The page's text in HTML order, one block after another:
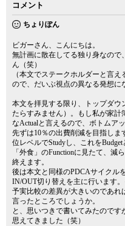
コメント
ちょりぽん
ビガーさん、こんにちは。
無計画に散在してる独り身なの
ん（笑）
（本文でステークホルダーと言
ので、だいぶ視点の異なる発想に
本文を拝見する限り、トップダウ
たらすみません）。もし私が家
なActualと言えるので、ボトムア
先ずは10％の出費削減を目指し
位レベルでStudyし、これを
「外食」のFunctionに見たて、減
終えます。
後は本文と同様のPDCAサイクル
IN/OUT切り替えを主に行います
予実比較の差異が大きいのであれ
言ったところでしょうか。
と、思いつきで書いてみたのです
思えてきました（笑）